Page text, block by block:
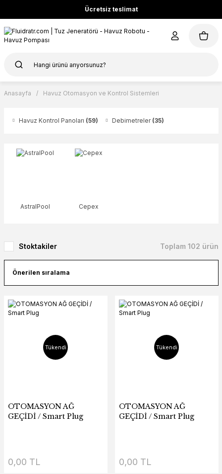
Ücretsiz teslimat
Anasayfa Havuz Otomasyon ve Kontrol Sistemleri
Havuz Kontrol Panoları (59) Debimetreler (35)
AstralPool Cepex
Stoktakiler Toplam 102 ürün
Tükendi
OTOMASYON AĞ
GEÇİDİ / Smart Plug
0,00 TL
Tükendi
OTOMASYON AĞ
GEÇİDİ / Smart Plug
0,00 TL